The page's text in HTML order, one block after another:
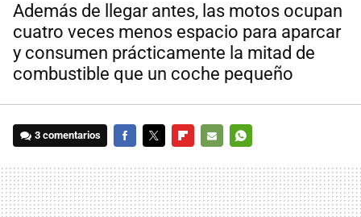
Además de llegar antes, las motos ocupan
cuatro veces menos espacio para aparcar
y consumen prácticamente la mitad de
combustible que un coche pequeño
3 comentarios
MAIL